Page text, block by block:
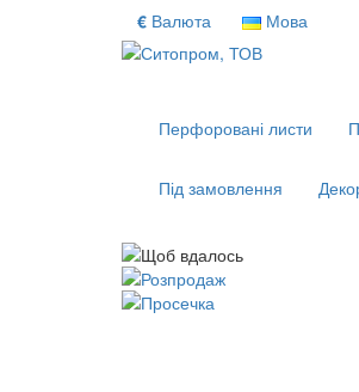
€ Валюта Мова
Перфоровані листи
Під замовлення